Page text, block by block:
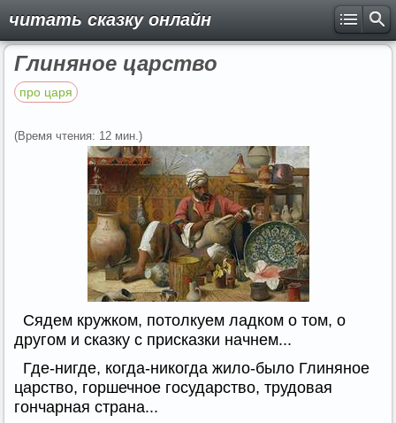
читать сказку онлайн
Глиняное царство
про царя
(Время чтения: 12 мин.)
Сядем кружком, потолкуем ладком о том, о
другом и сказку с присказки начнем...
Где-нигде, когда-никогда жило-было Глиняное
царство, горшечное государство, трудовая
гончарная страна...